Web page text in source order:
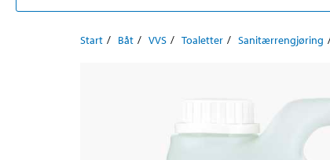
Start Båt VVS Toaletter Sanitærrengjøring